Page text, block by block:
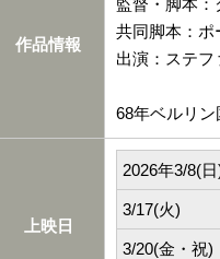
作品情報
共同脚本：ポ
出演：ステ
68年ベルリ
上映日
2026年3/8(日
3/17(火)
3/20(金・祝)